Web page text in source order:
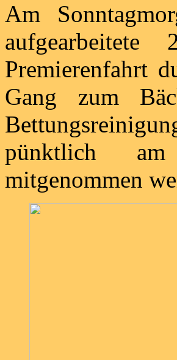
Am
Premierenfahrt
Gang zum
pünktlich
mitgenommen